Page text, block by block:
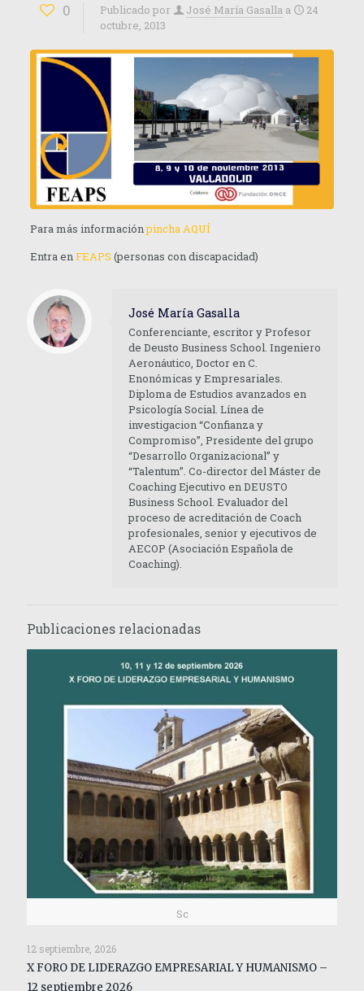
0 Publicado por José María Gasalla a
24
octubre, 2013
Para más informaciónpincha AQUÍ
Entra enFEAPS (personas con discapacidad)
José María Gasalla
Conferenciante, escritor y Profesor
de Deusto Business School. Ingeniero
Aeronáutico, Doctor en C.
Enonómicas y Empresariales.
Diploma de Estudios avanzados en
Psicología Social. Línea de
investigacion “Confianza y
Compromiso”, Presidente del grupo
“Desarrollo Organizacional” y
“Talentum”. Co-director del Máster de
Coaching Ejecutivo en DEUSTO
Business School. Evaluador del
proceso de acreditación de Coach
profesionales, senior y ejecutivos de
AECOP (Asociación Española de
Coaching).
Publicaciones relacionadas
Sc
12 septiembre, 2026
X FORO DE LIDERAZGO EMPRESARIAL Y HUMANISMO –
12 septiembre 2026